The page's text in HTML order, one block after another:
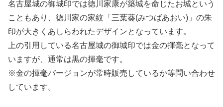
名古屋城の御城印では徳川家康が築城を命じたお城という
こともあり、徳川家の家紋「三葉葵(みつばあおい)」の朱
印が大きくあしらわれたデザインとなっています。
上の引用している名古屋城の御城印では金の揮毫となって
いますが、通常は黒の揮毫です。
※金の揮毫バージョンが常時販売しているか等問い合わせ
しています。